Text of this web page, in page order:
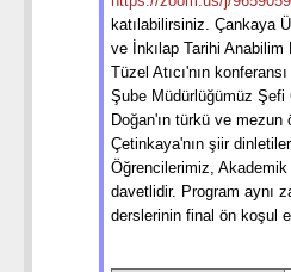
katılabilirsiniz. Çankaya
ve İnkılap Tarihi Anabilim
Tüzel Atıcı'nın
Şube Müdürlüğümüz
Doğan'ın türkü ve
Çetinkaya'nın şiir
Öğrencilerimiz,
davetlidir. Program aynı
derslerinin final ön koşul